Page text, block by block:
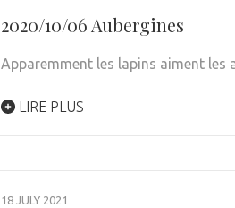
2020/10/06 Aubergines
Apparemment les lapins aiment les
LIRE PLUS
18 JULY 2021